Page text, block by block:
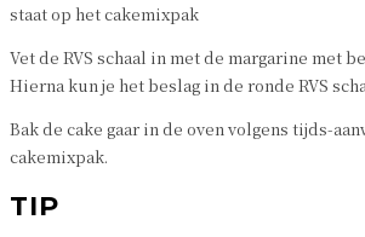
staat op het cakemixpak
Vet de RVS schaal in met de margarine met
Hierna kun je het beslag in de ronde RVS
Bak de cake gaar in de oven volgens tijds-
cakemixpak.
TIP